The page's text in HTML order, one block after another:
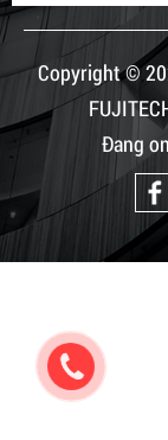
Copyright ©
Đang